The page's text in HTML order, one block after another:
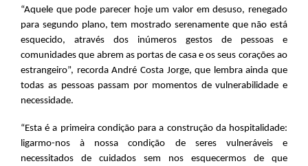
“Aquele que pode parecer hoje um valor em desuso, renegado
para segundo plano, tem mostrado serenamente que não está
esquecido, através dos inúmeros gestos de pessoas e
comunidades que abrem as portas de casa e os seus corações ao
estrangeiro”, recorda André Costa Jorge, que lembra ainda que
todas as pessoas passam por momentos de vulnerabilidade e
necessidade.
“Esta é a primeira condição para a construção da hospitalidade:
ligarmo-nos à nossa condição de seres vulneráveis e
necessitados de cuidados sem nos esquecermos de que